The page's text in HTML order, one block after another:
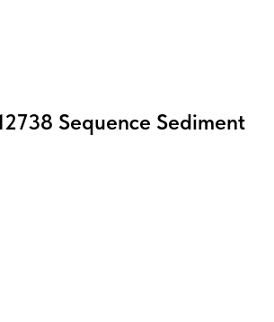
Sequence Sediment